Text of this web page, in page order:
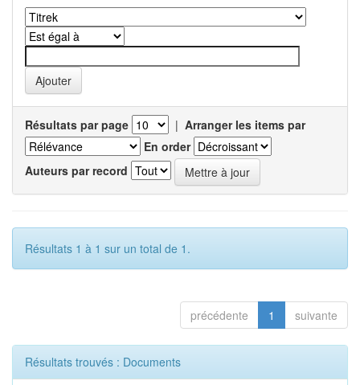
Résultats par page | Arranger les items par
En order
Auteurs par record
Résultats 1 à 1 sur un total de 1.
précédente 1 suivante
Résultats trouvés : Documents